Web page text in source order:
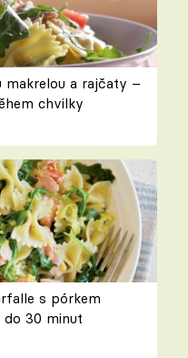
makrelou a rajčaty –
chvilky
s pórkem
do 30 minut